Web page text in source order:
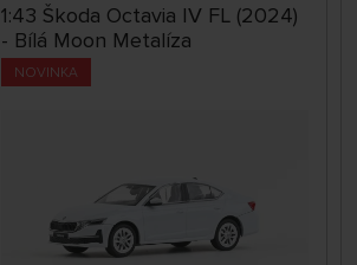
1:43 Škoda Octavia IV FL (2024)
- Bílá Moon Metalíza
NOVINKA